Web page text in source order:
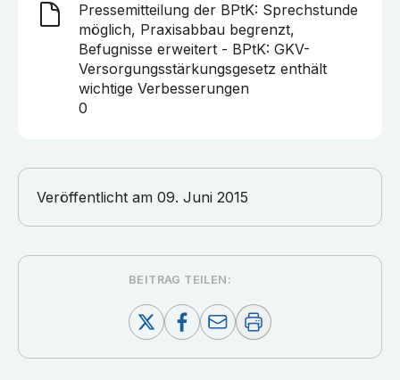
Pressemitteilung der BPtK: Sprechstunde
möglich, Praxisabbau begrenzt,
Befugnisse erweitert - BPtK: GKV-
Versorgungsstärkungsgesetz enthält
wichtige Verbesserungen
0
Veröffentlicht am 09. Juni 2015
BEITRAG TEILEN: